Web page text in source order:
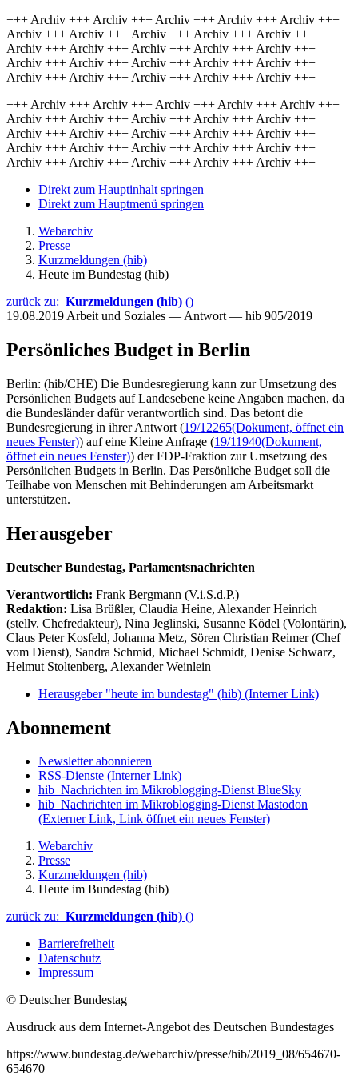
+++ Archiv +++ Archiv +++ Archiv +++ Archiv +++ Archiv +++
Archiv +++ Archiv +++ Archiv +++ Archiv +++ Archiv +++
Archiv +++ Archiv +++ Archiv +++ Archiv +++ Archiv +++
Archiv +++ Archiv +++ Archiv +++ Archiv +++ Archiv +++
Archiv +++ Archiv +++ Archiv +++ Archiv +++ Archiv +++
+++ Archiv +++ Archiv +++ Archiv +++ Archiv +++ Archiv +++
Archiv +++ Archiv +++ Archiv +++ Archiv +++ Archiv +++
Archiv +++ Archiv +++ Archiv +++ Archiv +++ Archiv +++
Archiv +++ Archiv +++ Archiv +++ Archiv +++ Archiv +++
Archiv +++ Archiv +++ Archiv +++ Archiv +++ Archiv +++
Direkt zum Hauptinhalt springen
Direkt zum Hauptmenü springen
Webarchiv
Presse
Kurzmeldungen (hib)
Heute im Bundestag (hib)
zurück zu: Kurzmeldungen (hib) ()
19.08.2019 Arbeit und Soziales — Antwort — hib 905/2019
Persönliches Budget in Berlin
Berlin: (hib/CHE) Die Bundesregierung kann zur Umsetzung des
Persönlichen Budgets auf Landesebene keine Angaben machen, da
die Bundesländer dafür verantwortlich sind. Das betont die
Bundesregierung in ihrer Antwort (19/12265(Dokument, öffnet ein
neues Fenster)) auf eine Kleine Anfrage (19/11940(Dokument,
öffnet ein neues Fenster)) der FDP-Fraktion zur Umsetzung des
Persönlichen Budgets in Berlin. Das Persönliche Budget soll die
Teilhabe von Menschen mit Behinderungen am Arbeitsmarkt
unterstützen.
Herausgeber
Deutscher Bundestag, Parlamentsnachrichten
Verantwortlich: Frank Bergmann (V.i.S.d.P.)
Redaktion: Lisa Brüßler, Claudia Heine, Alexander Heinrich
(stellv. Chefredakteur), Nina Jeglinski, Susanne Ködel (Volontärin),
Claus Peter Kosfeld, Johanna Metz, Sören Christian Reimer (Chef
vom Dienst), Sandra Schmid, Michael Schmidt, Denise Schwarz,
Helmut Stoltenberg, Alexander Weinlein
Herausgeber "heute im bundestag" (hib) (Interner Link)
Abonnement
Newsletter abonnieren
RSS-Dienste (Interner Link)
hib_Nachrichten im Mikroblogging-Dienst BlueSky
hib_Nachrichten im Mikroblogging-Dienst Mastodon
(Externer Link, Link öffnet ein neues Fenster)
Webarchiv
Presse
Kurzmeldungen (hib)
Heute im Bundestag (hib)
zurück zu: Kurzmeldungen (hib) ()
Barrierefreiheit
Datenschutz
Impressum
© Deutscher Bundestag
Ausdruck aus dem Internet-Angebot des Deutschen Bundestages
https://www.bundestag.de/webarchiv/presse/hib/2019_08/654670-
654670